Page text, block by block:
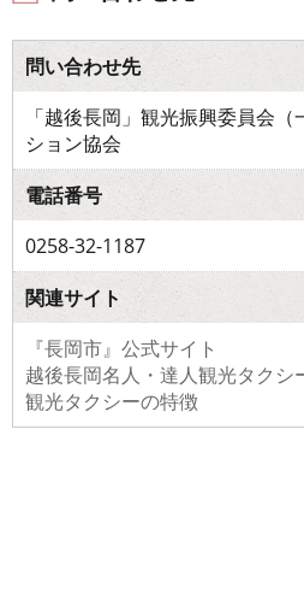
問い合わせ先
「越後長岡」観光振興委員会
ション協会
電話番号
0258-32-1187
関連サイト
『長岡市』公式サイト
越後長岡名人・達人観光タクシ
観光タクシーの特徴